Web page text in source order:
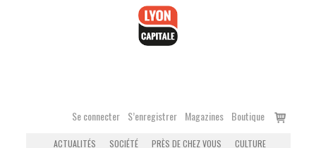
Se connecter S’enregistrer Magazines Boutique
Voir
ACTUALITÉS SOCIÉTÉ PRÈS DE CHEZ VOUS
CULTURE